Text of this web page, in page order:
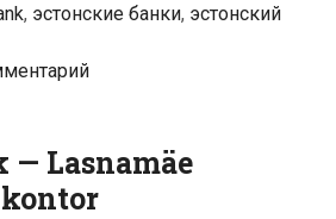
, эстонские банки, эстонский
— Lasnamäe